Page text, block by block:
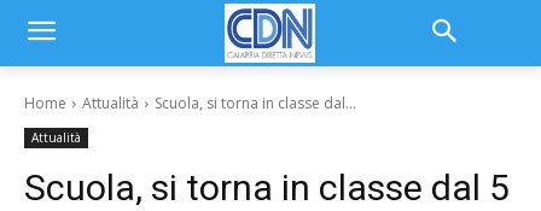
Home Attualità Scuola, si torna in classe dal...
Attualità
Scuola, si torna in classe dal 5